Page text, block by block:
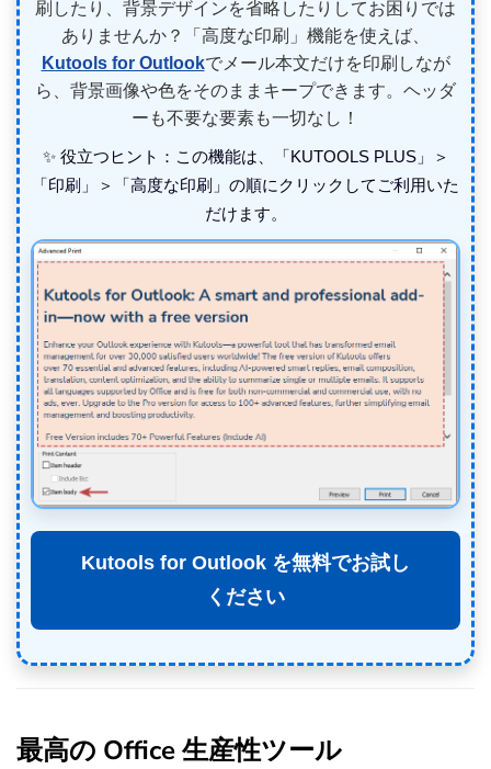
刷したり、背景デザインを省略したりしてお困りでは
ありませんか？「高度な印刷」機能を使えば、
Kutools for Outlookでメール本文だけを印刷しなが
ら、背景画像や色をそのままキープできます。ヘッダ
ーも不要な要素も一切なし！
✨ 役立つヒント：この機能は、「KUTOOLS PLUS」＞
「印刷」＞「高度な印刷」の順にクリックしてご利用いた
だけます。
Kutools for Outlook を無料でお試し
ください
最高の Office 生産性ツール